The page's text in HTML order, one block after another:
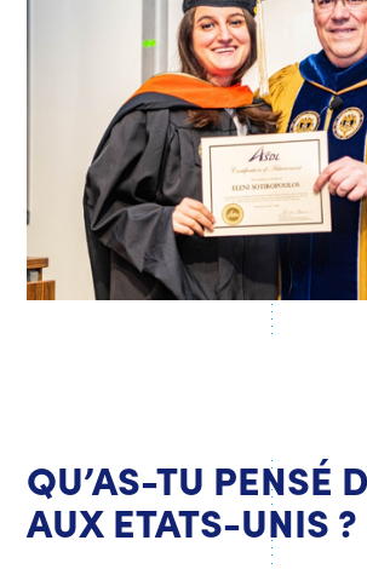
QU’AS-TU PENSÉ
AUX ETATS-UNIS ?